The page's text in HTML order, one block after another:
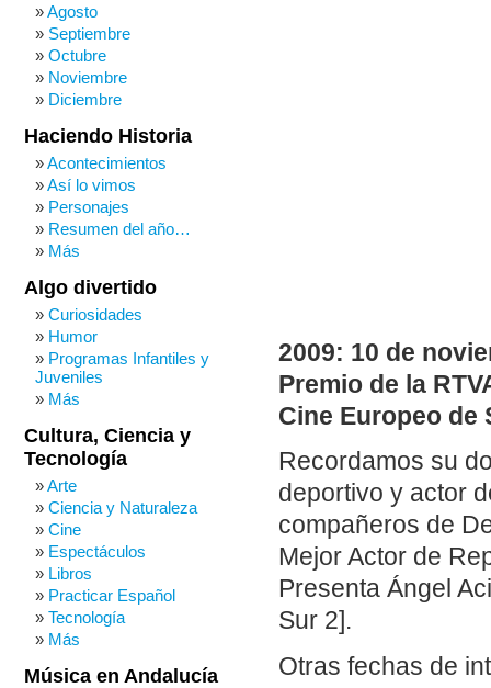
2009: 10 de
Premio de la
Cine Europeo de
Recordamos su
deportivo y actor
compañeros de
Mejor Actor de
Presenta Ángel
Sur 2].
Otras fechas de
Agosto
Septiembre
Octubre
Noviembre
Diciembre
Haciendo Historia
Acontecimientos
Así lo vimos
Personajes
Resumen del año…
Más
Algo divertido
Curiosidades
Humor
Programas Infantiles y
Juveniles
Más
Cultura, Ciencia y
Tecnología
Arte
Ciencia y Naturaleza
Cine
Espectáculos
Libros
Practicar Español
Tecnología
Más
Música en Andalucía